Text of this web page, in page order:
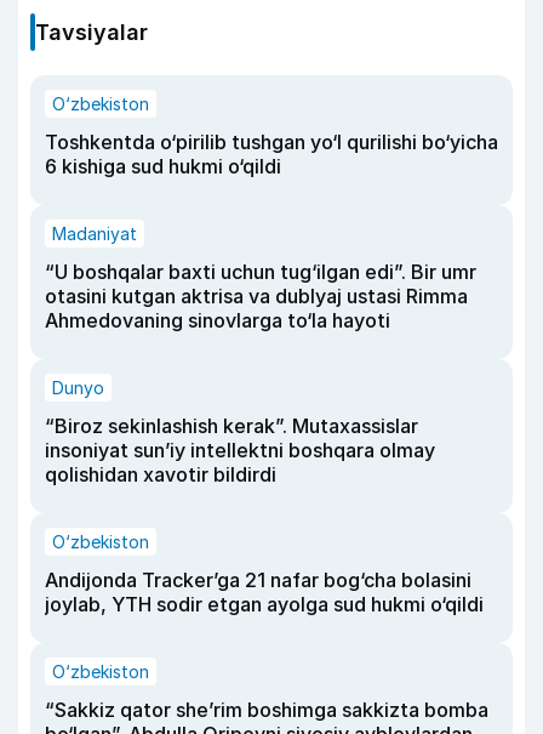
Tavsiyalar
O‘zbekiston
Toshkentda o‘pirilib tushgan yo‘l qurilishi bo‘yicha
6 kishiga sud hukmi o‘qildi
Madaniyat
“U boshqalar baxti uchun tug‘ilgan edi”. Bir umr
otasini kutgan aktrisa va dublyaj ustasi Rimma
Ahmedovaning sinovlarga to‘la hayoti
Dunyo
“Biroz sekinlashish kerak”. Mutaxassislar
insoniyat sun’iy intellektni boshqara olmay
qolishidan xavotir bildirdi
O‘zbekiston
Andijonda Tracker’ga 21 nafar bog‘cha bolasini
joylab, YTH sodir etgan ayolga sud hukmi o‘qildi
O‘zbekiston
“Sakkiz qator she’rim boshimga sakkizta bomba